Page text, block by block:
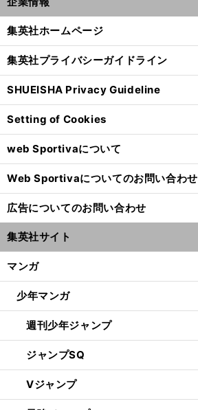
集英社ホームページ
集英社プライバシーガイドライン
SHUEISHA Privacy Guideline
Setting of Cookies
web Sportivaについて
Web Sportivaについてのお問い合わせ
広告についてのお問い合わせ
集英社サイト
マンガ
少年マンガ
週刊少年ジャンプ
ジャンプSQ
Vジャンプ